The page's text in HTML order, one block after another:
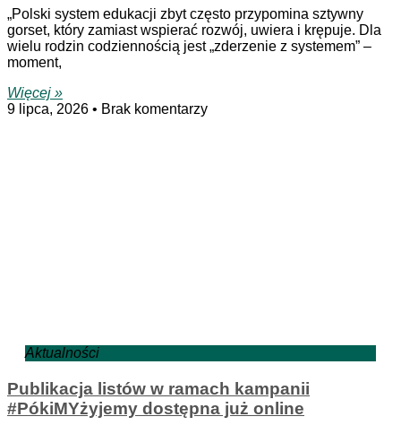
„Polski system edukacji zbyt często przypomina sztywny
gorset, który zamiast wspierać rozwój, uwiera i krępuje. Dla
wielu rodzin codziennością jest „zderzenie z systemem” –
moment,
Więcej »
9 lipca, 2026
Brak komentarzy
Aktualności
Publikacja listów w ramach kampanii
#PókiMYżyjemy dostępna już online